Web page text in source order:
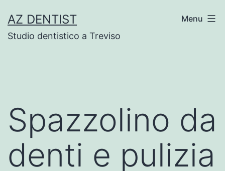
to
content
AZ DENTIST
Studio dentistico a Treviso
Menu
Spazzolino da
denti e pulizia